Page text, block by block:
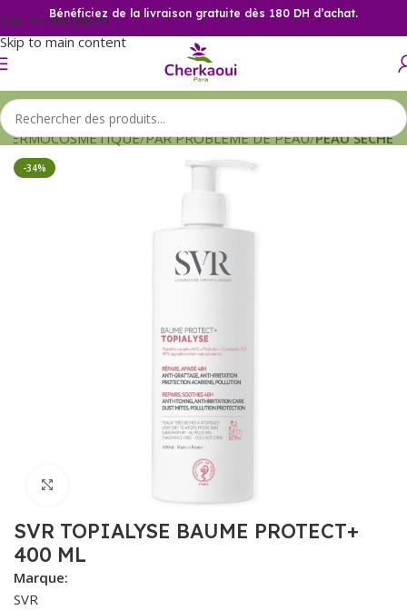
Skip to navigation
Skip to main content
Bénéficiez de la livraison gratuite dès 180 DH d’achat.
DERMOCOSMETIQUE PAR PROBLEME DE PEAU PEAU SECHE
-34%
SVR TOPIALYSE BAUME PROTECT+
400 ML
Marque:
SVR